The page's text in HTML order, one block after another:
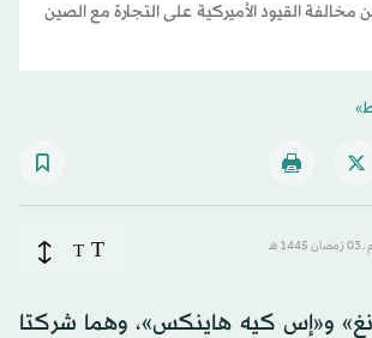
مخالفة القيود الأميركية على التجارة مع الصين
T
T
و«إس كيه هاينكس»، وهما شركتا